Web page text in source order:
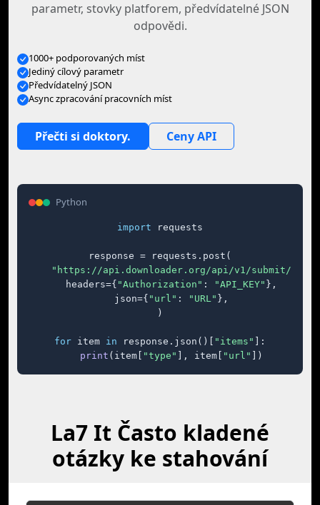
parametr, stovky platforem, předvídatelné JSON
odpovědi.
1000+ podporovaných míst
Jediný cílový parametr
Předvídatelný JSON
Async zpracování pracovních míst
Přečti si doktory. Ceny API
Python
import requests
response = requests.post(
"https://api.downloader.org/api/v1/submit/"
    headers={
"Authorization" : "API_KEY" },
    json={
"url" : "URL" },
)
for item in response.json()[ "items"
]:
print (item[ "type" ], item[ "url" ])
La7 It Často kladené
otázky ke stahování